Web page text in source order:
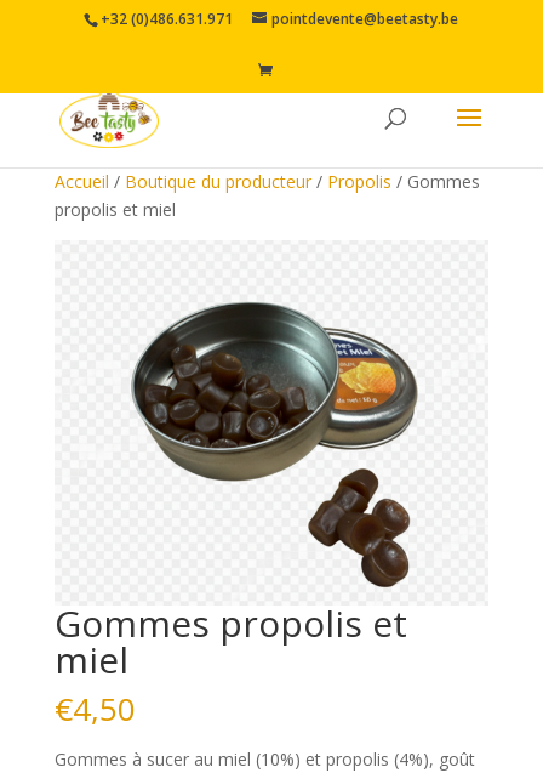
+32 (0)486.631.971 pointdevente@beetasty.be
Accueil / Boutique du producteur/ Propolis / Gommes
propolis et miel
Gommes propolis et
miel
€4,50
Gommes à sucer au miel (10%) et propolis (4%), goût